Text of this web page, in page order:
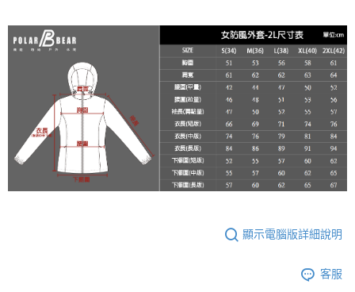
客戶支援中心」https://netprotections.freshdesk.com/support/home
１．透過由恩沛科技股份有限公司提供之「AFTEE先享後付」服務完成之交
易，需依本服務之必要範圍內提供個人資料，並將交易相關給付款項請求債
權轉讓予恩沛科技股份有限公司。
２．關於個人資料處理事宜，請瀏覽以下網址：
https://aftee.tw/terms/#terms3
３．未成年的使用者請事先徵得法定代理人或監護人之同意方可使用
「AFTEE先享後付」，若未經同意申辦者引起之損失，本公司不負相關責
４．使用「AFTEE先享後付」時，將依據個別帳號之用戶狀況，依本公司即
５．嚴禁一人註冊多個帳號或使用他人資訊註冊。若發現惡意使用之情形，
恩沛科技股份有限公司將有權停止該用戶之使用額度並採取法律行動。
顯示電腦版詳細說明
客服